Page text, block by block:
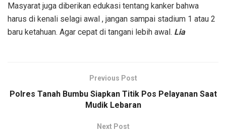
Masyarat juga diberikan edukasi tentang kanker bahwa
harus di kenali selagi awal , jangan sampai stadium 1 atau 2
baru ketahuan. Agar cepat di tangani lebih awal. Lia
Previous Post
Polres Tanah Bumbu Siapkan Titik Pos Pelayanan Saat
Mudik Lebaran
Next Post